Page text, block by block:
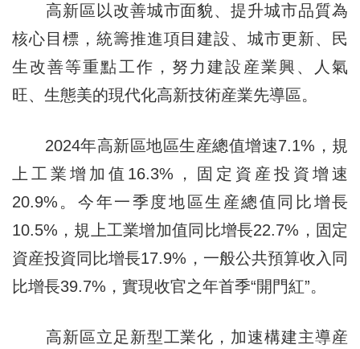
高新區以改善城市面貌、提升城市品質為
核心目標，統籌推進項目建設、城市更新、民
生改善等重點工作，努力建設産業興、人氣
旺、生態美的現代化高新技術産業先導區。
2024年高新區地區生産總值增速7.1%，規
上工業增加值16.3%，固定資産投資增速
20.9%。今年一季度地區生産總值同比增長
10.5%，規上工業增加值同比增長22.7%，固定
資産投資同比增長17.9%，一般公共預算收入同
比增長39.7%，實現收官之年首季“開門紅”。
高新區立足新型工業化，加速構建主導産